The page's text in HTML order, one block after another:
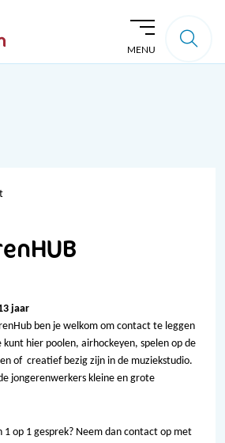
MENU
jaar
ben je welkom om contact te leggen
hier poolen, airhockeyen, spelen op de
of creatief bezig zijn in de muziekstudio.
jongerenwerkers kleine en grote
1 op 1 gesprek? Neem dan contact op met